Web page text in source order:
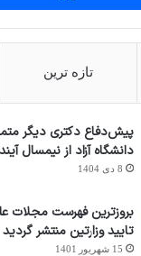
تازه ترین
پیش‌دفاع دکتری دیگر
دانشگاه آزاد از نیمسال
8 دی 1404
بروزترین فهرست مجلات
تایید وزارتین منتشر گردید
15 شهریور 1401